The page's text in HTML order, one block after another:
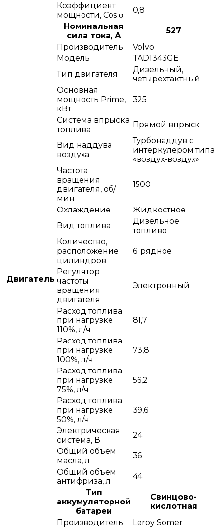
Коэффициент
мощности, Сos φ
0,8
Номинальная
сила тока, А
527
Двигатель
Производитель
Volvo
Модель
TAD1343GE
Тип двигателя
Дизельный,
четырехтактный
Основная
мощность Prime,
кВт
325
Система впрыска
топлива
Прямой впрыск
Вид наддува
воздуха
Турбонаддув с
интеркулером типа
«воздух-воздух»
Частота
вращения
двигателя, об/
мин
1500
Охлаждение
Жидкостное
Вид топлива
Дизельное
топливо
Количество,
расположение
цилиндров
6, рядное
Регулятор
частоты
вращения
двигателя
Электронный
Расход топлива
при нагрузке
110%, л/ч
81,7
Расход топлива
при нагрузке
100%, л/ч
73,8
Расход топлива
при нагрузке
75%, л/ч
56,2
Расход топлива
при нагрузке
50%, л/ч
39,6
Электрическая
система, В
24
Общий объем
масла, л
36
Общий объем
антифриза, л
44
Тип
аккумуляторной
батареи
Cвинцово-
кислотная
Производитель
Leroy Somer